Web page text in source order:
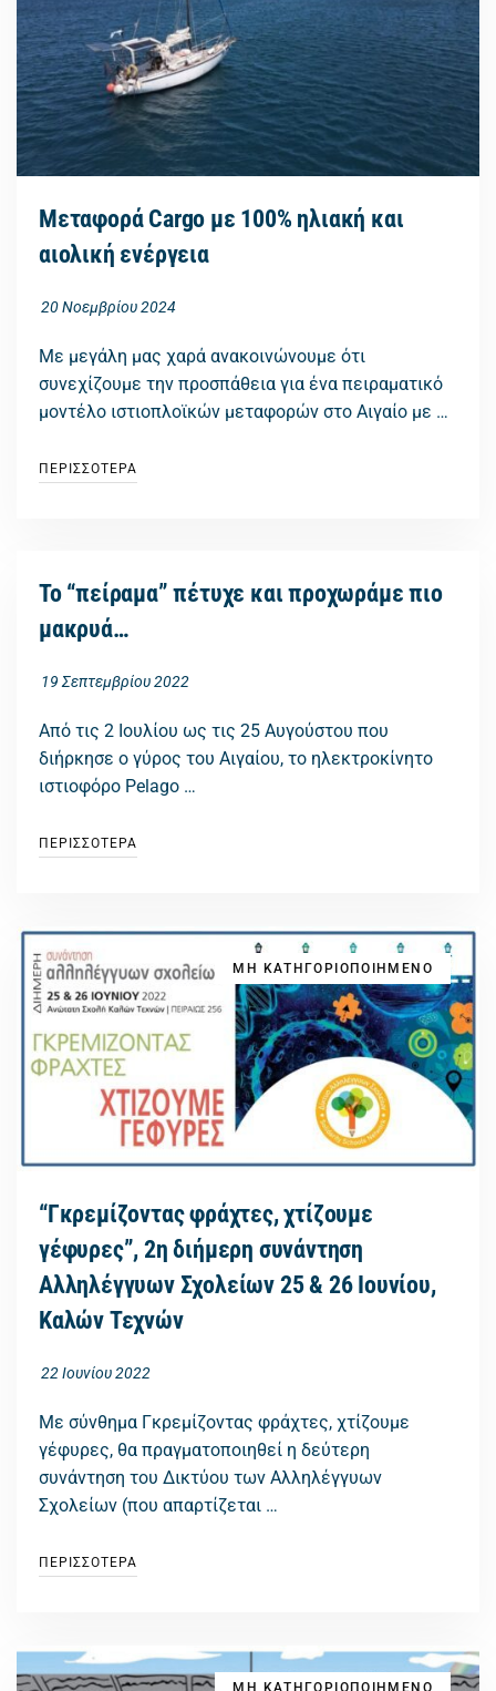
Μεταφορά Cargo με 100% ηλιακή και
αιολική ενέργεια
20 Νοεμβρίου 2024
Με μεγάλη μας χαρά ανακοινώνουμε ότι
συνεχίζουμε την προσπάθεια για ένα πειραματικό
μοντέλο ιστιοπλοϊκών μεταφορών στο Αιγαίο με …
ΠΕΡΙΣΣΟΤΕΡΑ
Το “πείραμα” πέτυχε και προχωράμε πιο
μακρυά…
19 Σεπτεμβρίου 2022
Από τις 2 Ιουλίου ως τις 25 Αυγούστου που
διήρκησε ο γύρος του Αιγαίου, το ηλεκτροκίνητο
ιστιοφόρο Pelago …
ΠΕΡΙΣΣΟΤΕΡΑ
ΜΗ ΚΑΤΗΓΟΡΙΟΠΟΙΗΜΕΝΟ
“Γκρεμίζοντας φράχτες, χτίζουμε
γέφυρες”, 2η διήμερη συνάντηση
Αλληλέγγυων Σχολείων 25 & 26 Ιουνίου,
Καλών Τεχνών
22 Ιουνίου 2022
Με σύνθημα Γκρεμίζοντας φράχτες, χτίζουμε
γέφυρες, θα πραγματοποιηθεί η δεύτερη
συνάντηση του Δικτύου των Αλληλέγγυων
Σχολείων (που απαρτίζεται …
ΠΕΡΙΣΣΟΤΕΡΑ
ΜΗ ΚΑΤΗΓΟΡΙΟΠΟΙΗΜΕΝΟ